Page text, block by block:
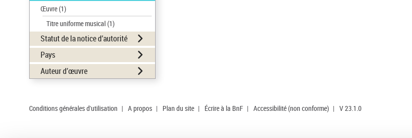
Œuvre(1)
Titre uniforme musical(1)
Statut de la notice d’autorité
Pays
Auteur d’œuvre
Conditions générales d'utilisation | A propos | Plan du site | Écrire à la BnF | Accessibilité (non conforme) | V 23.1.0